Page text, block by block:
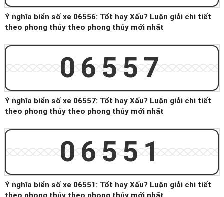
Ý nghĩa biển số xe 06556: Tốt hay Xấu? Luận giải chi tiết
theo phong thủy theo phong thủy mới nhất
06557
Ý nghĩa biển số xe 06557: Tốt hay Xấu? Luận giải chi tiết
theo phong thủy theo phong thủy mới nhất
06551
Ý nghĩa biển số xe 06551: Tốt hay Xấu? Luận giải chi tiết